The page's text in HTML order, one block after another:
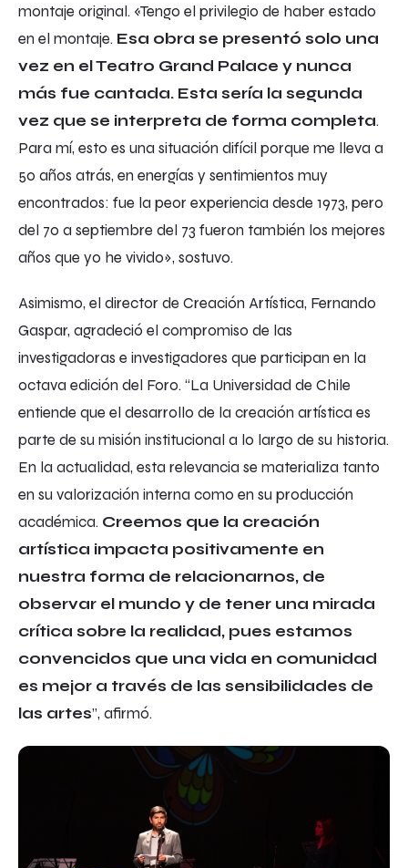
montaje original. «Tengo el privilegio de haber estado
en el montaje. Esa obra se presentó solo una
vez en el Teatro Grand Palace y nunca
más fue cantada. Esta sería la segunda
vez que se interpreta de forma completa.
Para mí, esto es una situación difícil porque me lleva a
50 años atrás, en energías y sentimientos muy
encontrados: fue la peor experiencia desde 1973, pero
del 70 a septiembre del 73 fueron también los mejores
años que yo he vivido», sostuvo.
Asimismo, el director de Creación Artística, Fernando
Gaspar, agradeció el compromiso de las
investigadoras e investigadores que participan en la
octava edición del Foro. “La Universidad de Chile
entiende que el desarrollo de la creación artística es
parte de su misión institucional a lo largo de su historia.
En la actualidad, esta relevancia se materializa tanto
en su valorización interna como en su producción
académica. Creemos que la creación
artística impacta positivamente en
nuestra forma de relacionarnos, de
observar el mundo y de tener una mirada
crítica sobre la realidad, pues estamos
convencidos que una vida en comunidad
es mejor a través de las sensibilidades de
las artes”, afirmó.